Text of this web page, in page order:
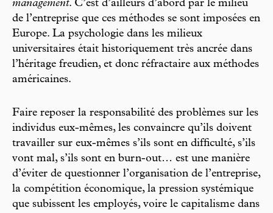
management. C’est d’ailleurs d’abord par le milieu
de l’entreprise que ces méthodes se sont imposées en
Europe. La psychologie dans les milieux
universitaires était historiquement très ancrée dans
l’héritage freudien, et donc réfractaire aux méthodes
américaines.
Faire reposer la responsabilité des problèmes sur les
individus eux-mêmes, les convaincre qu’ils doivent
travailler sur eux-mêmes s’ils sont en difficulté, s’ils
vont mal, s’ils sont en burn-out… est une manière
d’éviter de questionner l’organisation de l’entreprise,
la compétition économique, la pression systémique
que subissent les employés, voire le capitalisme dans